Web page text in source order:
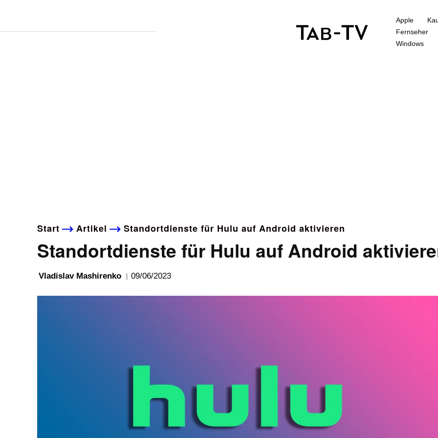
Apple
Fernseher
Windows
Start Artikel Standortdienste für Hulu auf Android aktivieren
Standortdienste für Hulu auf Android
Vladislav Mashirenko 09/06/2023